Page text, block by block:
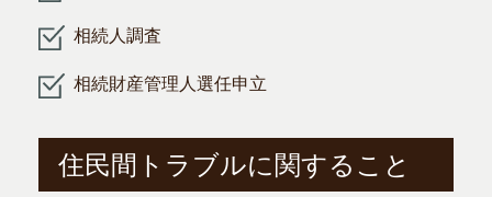
相続人調査
相続財産管理人選任申立
住民間トラブルに関すること